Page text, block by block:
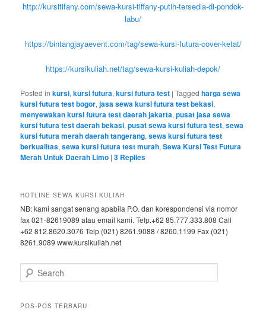
http://kursitifany.com/sewa-kursi-tiffany-putih-tersedia-di-pondok-
labu/
https://bintangjayaevent.com/tag/sewa-kursi-futura-cover-ketat/
https://kursikuliah.net/tag/sewa-kursi-kuliah-depok/
Posted in kursi,kursi futura,kursi futura test |Tagged harga sewa
kursi futura test bogor,jasa sewa kursi futura test bekasi,
menyewakan kursi futura test daerah jakarta,pusat jasa sewa
kursi futura test daerah bekasi,pusat sewa kursi futura test,sewa
kursi futura merah daerah tangerang,sewa kursi futura test
berkualitas,sewa kursi futura test murah,Sewa Kursi Test Futura
Merah Untuk Daerah Limo |3 Replies
HOTLINE SEWA KURSI KULIAH
NB: kami sangat senang apabila P.O. dan korespondensi via nomor
fax 021-82619089 atau email kami. Telp.+62 85.777.333.808 Call
+62 812.8620.3076 Telp (021) 8261.9088 / 8260.1199 Fax (021)
8261.9089 www.kursikuliah.net
Search
POS-POS TERBARU